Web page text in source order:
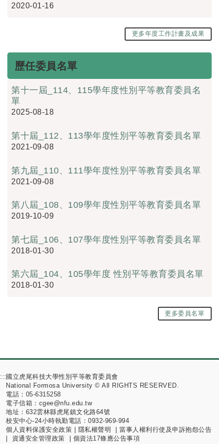
2020-01-16
更多年度工作計畫及成果
歷任委員名單
第十一屆_114、115學年度性別平等教育委員名
單
2025-08-18
第十屆_112、113學年度性別平等教育委員名單
2021-09-08
第九屆_110、111學年度性別平等教育委員名單
2021-09-08
第八屆_108、109學年度性別平等教育委員名單
2019-10-09
第七屆_106、107學年度性別平等教育委員名單
2018-01-30
第六屆_104、105學年度 性別平等教育委員名單
2018-01-30
更多委員名單
:::國立虎尾科技大學性別平等教育委員會
National Formosa University © All RIGHTS RESERVED.
電話：05-6315258
電子信箱：cgee@nfu.edu.tw
地址：632雲林縣虎尾鎮文化路64號
校安中心-24小時執勤電話：0932-969-994
個人資料保護安全政策
隱私權聲明 |當事人權利行使及申訴抱怨公告
資通安全管理政策 個資法17條應公告事項